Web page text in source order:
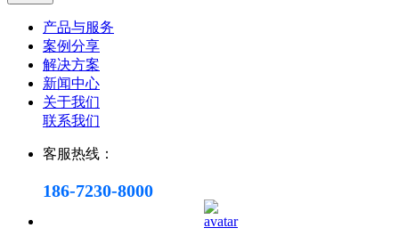
产品与服务
案例分享
解决方案
新闻中心
关于我们
联系我们
客服热线：
186-7230-8000